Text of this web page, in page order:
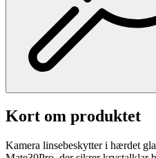
Kort om produktet
Kamera linsebeskytter i hærdet